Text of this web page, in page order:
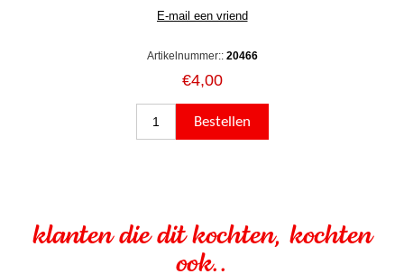
Artikelnummer:: 20466
€4,00
klanten die dit kochten, kochten
ook..